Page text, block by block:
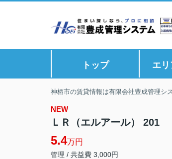
トップ エ
神栖市の賃貸情報は有限会社豊成管理シ
NEW
ＬＲ（エルアール） 201
5.4万円
管理 / 共益費 3,000円